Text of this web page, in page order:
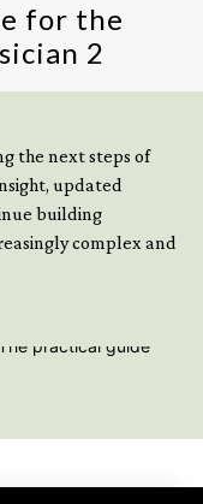
for the
2
the next steps of
updated
building
complex and